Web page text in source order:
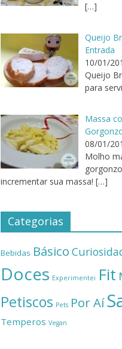
[…]
Queijo
Entrada
10/01/
Queijo
para
Massa
08/01/
Molho
incrementar sua massa! […]
Categorias
Bebidas Básico
Doces Experimentei Fit
Petiscos Pets Por Aí
Temperos Vegan